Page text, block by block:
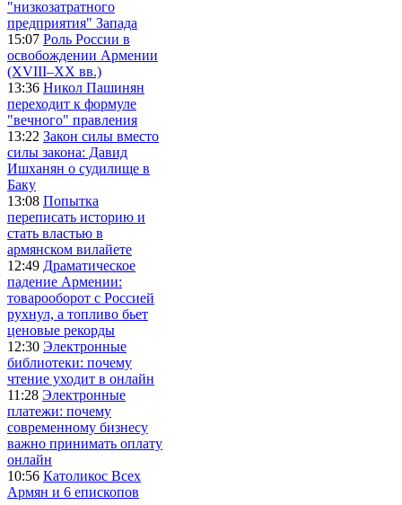
"низкозатратного
предприятия" Запада
15:07 Роль России в
освобождении Армении
(XVIII–XX вв.)
13:36 Никол Пашинян
переходит к формуле
"вечного" правления
13:22 Закон силы вместо
силы закона: Давид
Ишханян о судилище в
Баку
13:08 Попытка
переписать историю и
стать властью в
армянском вилайете
12:49 Драматическое
падение Армении:
товарооборот с Россией
рухнул, а топливо бьет
ценовые рекорды
12:30 Электронные
библиотеки: почему
чтение уходит в онлайн
11:28 Электронные
платежи: почему
современному бизнесу
важно принимать оплату
онлайн
10:56 Католикос Всех
Армян и 6 епископов